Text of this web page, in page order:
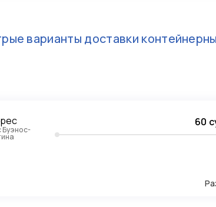
варианты доставки
Буэнос-
60